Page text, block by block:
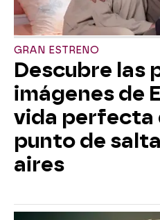
GRAN ESTRENO
Descubre las
imágenes de
vida perfecta
punto de
aires